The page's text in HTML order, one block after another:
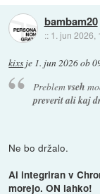
bambam20
:: 1. jun 2026,
kixs je 1. jun 2026 ob
Preblemvseh
preverit ali kaj
Ne bo držalo.
Ai integriran v
morejo. ON lahko!